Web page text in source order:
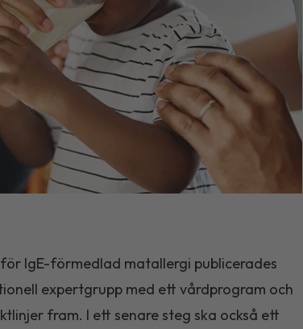
IgE-förmedlad matallergi publicerades
expertgrupp med ett vårdprogram och
fram. I ett senare steg ska också ett